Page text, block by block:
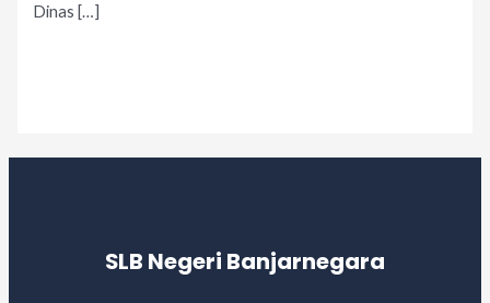
Dinas […]
SLB Negeri Banjarnegara